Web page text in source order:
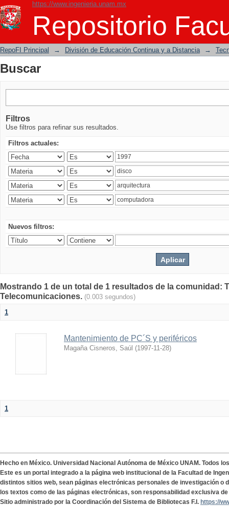
https://www.ingenieria.unam.mx
Repositorio
Buscar
RepoFI Principal → División de Educación Continua y a Distancia →
Buscar
Filtros
Use filtros para refinar sus resultados.
Filtros actuales:
Nuevos filtros:
Mostrando 1 de un total de 1 resultados de la comunidad:
Telecomunicaciones. (0.003 segundos)
1
Mantenimiento de PC´S y periféricos
Magaña Cisneros, Saúl (1997-11-28)
1
Hecho en México. Universidad Nacional Autónoma de México UNAM. Todos
Este es un portal integrado a la página web institucional de la Facultad de
distintos sitios web, sean páginas electrónicas personales de investigación o
los textos como de las páginas electrónicas, son responsabilidad exclusiva
Sitio administrado por la Coordinación del Sistema de Bibliotecas F.I. https://